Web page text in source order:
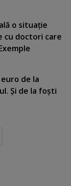
o situaţie
cu doctori care
de la
Şi de la foşti